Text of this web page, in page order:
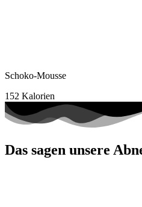
Schoko-Mousse
152 Kalorien
Das sagen unsere